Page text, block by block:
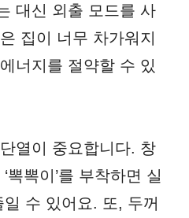
대신 외출 모드를 사
집이 너무 차가워지
너지를 절약할 수 있
열이 중요합니다. 창
뽁뽁이’를 부착하면 실
수 있어요. 또, 두꺼